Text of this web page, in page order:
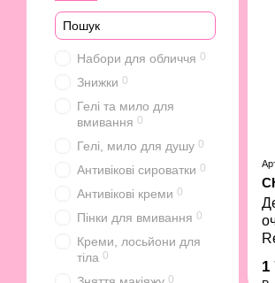
1
Набори для обличчя 0
Знижки 0
Гелі та мило для
вмивання 0
Гелі, мило для душу 0
Антивікові сироватки 0
Антивікові креми 0
Пінки для вмивання 0
Креми, лосьйони для
тіла 0
0